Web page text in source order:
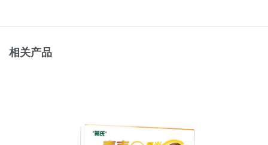
相关产品